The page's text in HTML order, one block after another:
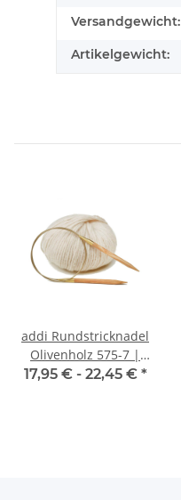
Versandgewicht:
Artikelgewicht:
addi Rundstricknadel
Olivenholz 575-7 |
100cm
17,95 € - 22,45 € *